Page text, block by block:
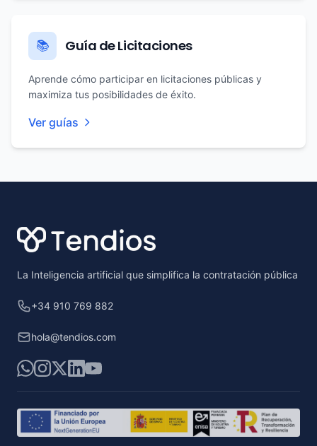
📚 Guía de Licitaciones
Aprende cómo participar en licitaciones públicas y
maximiza tus posibilidades de éxito.
Ver guías
La Inteligencia artificial que simplifica la contratación pública
+34 910 769 882
hola@tendios.com
WhatsApp
Instagram
X LinkedIn
YouTube